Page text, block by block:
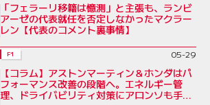
「フェラーリ移籍は憶測」と主張も、ランビ
アーゼの代表就任を否定しなかったマクラー
レン【代表のコメント裏事情】
F1
05-29
【コラム】アストンマーティン＆ホンダはパ
フォーマンス改善の段階へ。エネルギー管
理、ドライバビリティ対策にアロンソも手応